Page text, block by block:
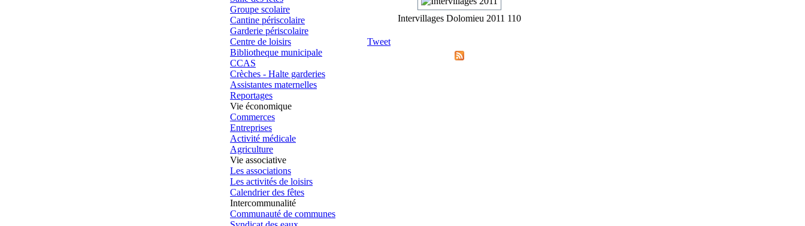
Groupe scolaire
Cantine périscolaire
Garderie périscolaire
Centre de loisirs
Bibliotheque municipale
CCAS
Crèches - Halte garderies
Assistantes maternelles
Reportages
Vie économique
Commerces
Entreprises
Activité médicale
Agriculture
Vie associative
Les associations
Les activités de loisirs
Calendrier des fêtes
Intercommunalité
Communauté de communes
Intervillages Dolomieu 2011 110
Tweet